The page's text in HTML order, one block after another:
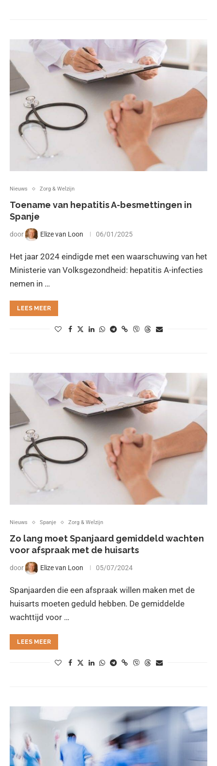
Nieuws Zorg & Welzijn
Toename van hepatitis A-besmettingen in
Spanje
door Elize van Loon 06/01/2025
Het jaar 2024 eindigde met een waarschuwing van het
Ministerie van Volksgezondheid: hepatitis A-infecties
nemen in …
LEES MEER
Nieuws Spanje Zorg & Welzijn
Zo lang moet Spanjaard gemiddeld wachten
voor afspraak met de huisarts
door Elize van Loon 05/07/2024
Spanjaarden die een afspraak willen maken met de
huisarts moeten geduld hebben. De gemiddelde
wachttijd voor …
LEES MEER